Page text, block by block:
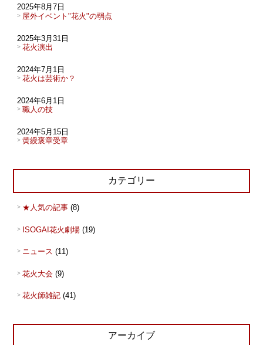
屋外イベント"花火"の弱点
2025年8月7日
花火演出
2025年3月31日
花火は芸術か？
2024年7月1日
職人の技
2024年6月1日
黄綬褒章受章
2024年5月15日
カテゴリー
★人気の記事(8)
ISOGAI花火劇場(19)
ニュース (11)
花火大会(9)
花火師雑記(41)
アーカイブ